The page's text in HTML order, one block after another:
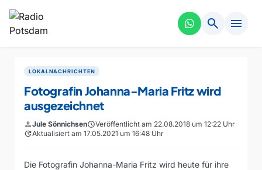
search menu
LOKALNACHRICHTEN
Fotografin Johanna-Maria Fritz wird
ausgezeichnet
personJule SönnichsenscheduleVeröffentlicht am 22.08.2018 um 12:22 Uhr
updateAktualisiert am 17.05.2021 um 16:48 Uhr
Die Fotografin Johanna-Maria Fritz wird heute für ihre